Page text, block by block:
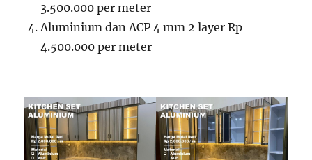
3.500.000 per meter
Aluminium dan ACP 4 mm 2 layer Rp
4.500.000 per meter